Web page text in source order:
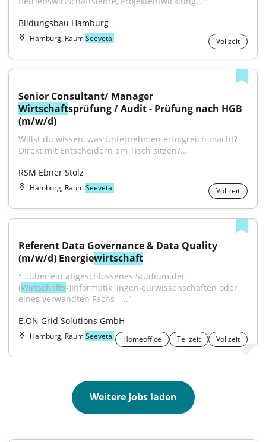
Bildungsbau Hamburg
Hamburg, RaumSeevetal Vollzeit
Wirtschaftsprüfung / Audit - Prüfung nach HGB
(m/w/d)
Willst du wissen, was Unternehmen erfolgreich macht?
Direkt mit Entscheidern am Tisch sitzen?...
RSM Ebner Stolz
Hamburg, RaumSeevetal Vollzeit
Referent Data Governance & Data Quality
(m/w/d) Energiewirtschaft
"...über ein abgeschlossenes Studium der
(Wirtschafts-)Informatik, Ingenieurwissenschaften oder
eines verwandten Fachs –..."
E.ON Grid Solutions GmbH
Hamburg, RaumSeevetal Homeoffice Teilzeit Vollzeit
Weitere Jobs laden